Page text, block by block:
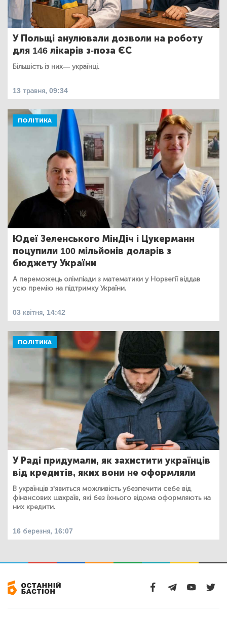
У Польщі анулювали дозволи на роботу
для 146 лікарів з-поза ЄС
Більшість із них— українці.
13 травня, 09:34
ПОЛІТИКА
Юдеї Зеленського МінДіч і Цукерманн
поцупили 100 мільйонів доларів з
бюджету України
А переможець олімпіади з математики у Норвегії віддав
усю премію на підтримку України.
03 квітня, 14:42
ПОЛІТИКА
У Раді придумали, як захистити українців
від кредитів, яких вони не оформляли
В українців з'явиться можливість убезпечити себе від
фінансових шахраїв, які без їхнього відома оформляють на
них кредити.
16 березня, 16:07